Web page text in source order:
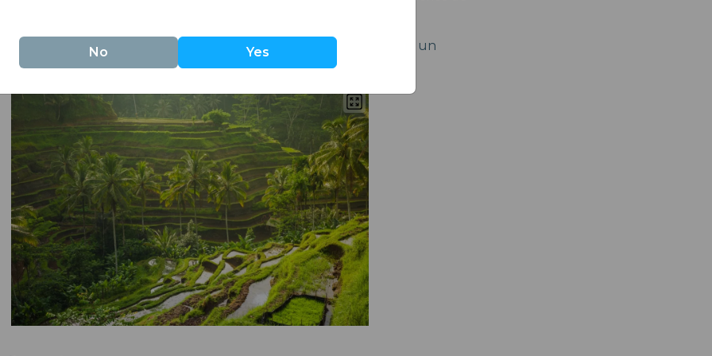
du mont Agung, il dégage une puissance spirituelle et offre un
le souffle.
No Yes